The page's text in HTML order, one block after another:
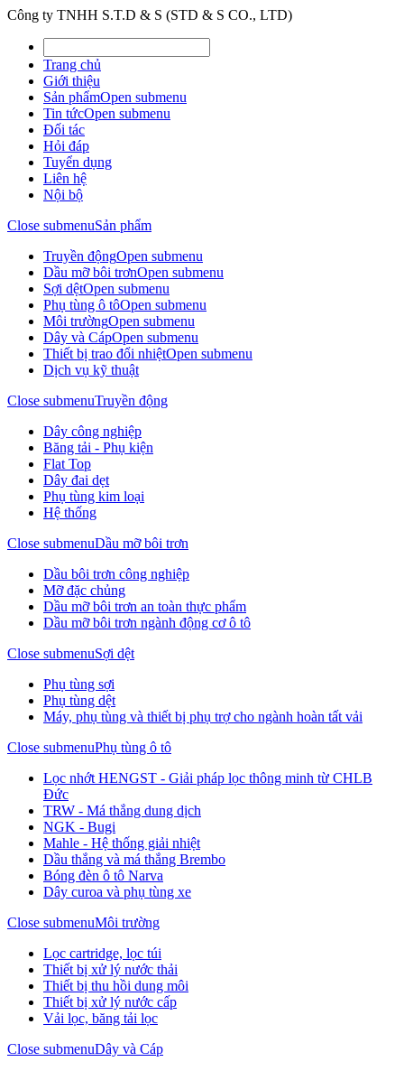
Công ty TNHH S.T.D & S (STD & S CO., LTD)
Trang chủ
Giới thiệu
Sản phẩmOpen submenu
Tin tứcOpen submenu
Đối tác
Hỏi đáp
Tuyển dụng
Liên hệ
Nội bộ
Close submenuSản phẩm
Truyền độngOpen submenu
Dầu mỡ bôi trơnOpen submenu
Sợi dệtOpen submenu
Phụ tùng ô tôOpen submenu
Môi trườngOpen submenu
Dây và CápOpen submenu
Thiết bị trao đổi nhiệtOpen submenu
Dịch vụ kỹ thuật
Close submenuTruyền động
Dây công nghiệp
Băng tải - Phụ kiện
Flat Top
Dây đai dẹt
Phụ tùng kim loại
Hệ thống
Close submenuDầu mỡ bôi trơn
Dầu bôi trơn công nghiệp
Mỡ đặc chủng
Dầu mỡ bôi trơn an toàn thực phẩm
Dầu mỡ bôi trơn ngành động cơ ô tô
Close submenuSợi dệt
Phụ tùng sợi
Phụ tùng dệt
Máy, phụ tùng và thiết bị phụ trợ cho ngành hoàn tất vải
Close submenuPhụ tùng ô tô
Lọc nhớt HENGST - Giải pháp lọc thông minh từ CHLB
Đức
TRW - Má thắng dung dịch
NGK - Bugi
Mahle - Hệ thống giải nhiệt
Dầu thắng và má thắng Brembo
Bóng đèn ô tô Narva
Dây curoa và phụ tùng xe
Close submenuMôi trường
Lọc cartridge, lọc túi
Thiết bị xử lý nước thải
Thiết bị thu hồi dung môi
Thiết bị xử lý nước cấp
Vải lọc, băng tải lọc
Close submenuDây và Cáp